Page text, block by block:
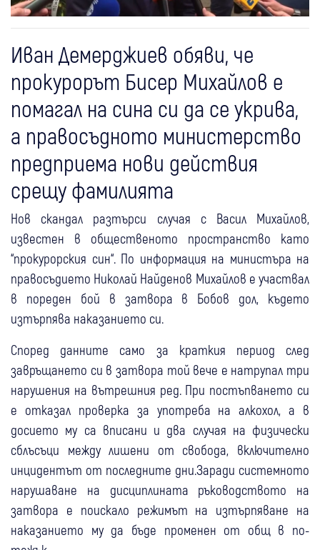
Иван Демерджиев обяви, че
прокурорът Бисер Михайлов е
помагал на сина си да се укрива,
а правосъдното министерство
предприема нови действия
срещу фамилията
Нов скандал разтърси случая с Васил Михайлов,
известен в общественото пространство като
“прокурорския син“. По информация на министъра на
правосъдието Николай Найденов Михайлов е участвал
в пореден бой в затвора в Бобов дол, където
изтърпява наказанието си.
Според данните само за краткия период след
завръщането си в затвора той вече е натрупал три
нарушения на вътрешния ред. При постъпването си
е отказал проверка за употреба на алкохол, а в
досието му са вписани и два случая на физически
сблъсъци между лишени от свобода, включително
инцидентът от последните дни.Заради системното
нарушаване на дисциплината ръководството на
затвора е поискало режимът на изтърпяване на
наказанието му да бъде променен от общ в по-